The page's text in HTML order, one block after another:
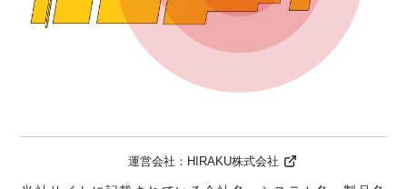
運営会社： HIRAKU株式会社